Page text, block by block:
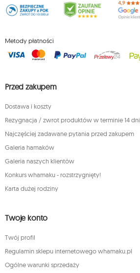
Metody płatności
Przed zakupem
Dostawa i koszty
Rezygnacja / zwrot produktów w terminie 14 dni
Najczęściej zadawane pytania przed zakupem
Galeria hamaków
Galeria naszych klientów
Konkurs whamaku - rozstrzygnięty!
Karta dużej rodziny
Twoje konto
Twój profil
Regulamin sklepu internetowego whamaku.pl
Ogólne warunki sprzedaży